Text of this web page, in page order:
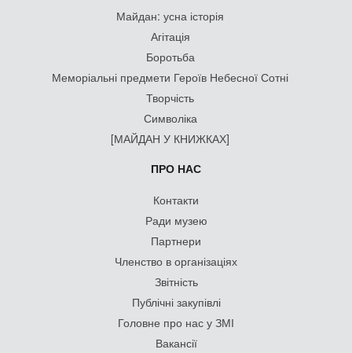
Майдан: усна історія
Агітація
Боротьба
Меморіальні предмети Героїв Небесної Сотні
Творчість
Символіка
[МАЙДАН У КНИЖКАХ]
ПРО НАС
Контакти
Ради музею
Партнери
Членство в організаціях
Звітність
Публічні закупівлі
Головне про нас у ЗМІ
Вакансії